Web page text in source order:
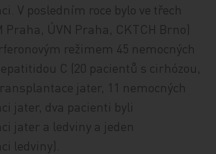
V posledním roce bylo ve třech
Praha, ÚVN Praha, CKTCH Brno)
režimem 45 nemocných
C (20 pacientů s cirhózou,
jater, 11 nemocných
jater, dva pacienti byli
jater a ledviny a jeden
ledviny).